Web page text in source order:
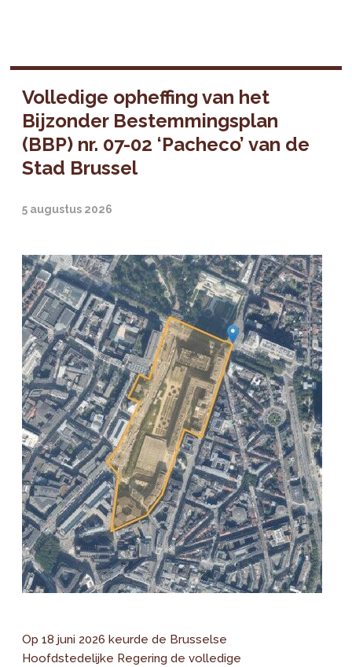
Volledige opheffing van het
Bijzonder Bestemmingsplan
(BBP) nr. 07-02 ‘Pacheco’ van de
Stad Brussel
5 augustus 2026
Op 18 juni 2026 keurde de Brusselse
Hoofdstedelijke Regering de volledige